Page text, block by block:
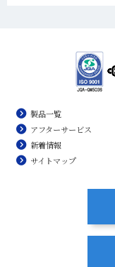
製品一覧
アフターサービス
新着情報
サイトマップ